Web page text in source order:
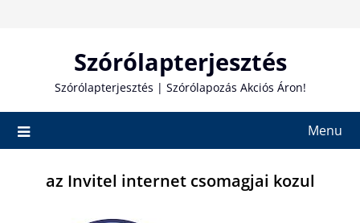
Szórólapterjesztés
Szórólapterjesztés | Szórólapozás Akciós Áron!
Menu
az Invitel internet csomagjai kozul